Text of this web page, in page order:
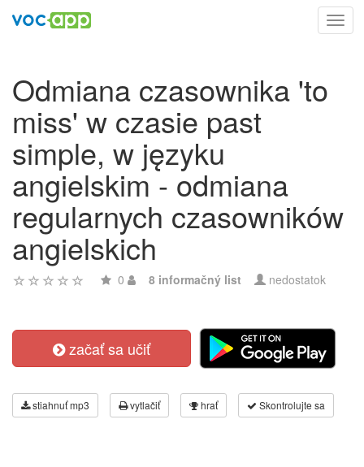
Odmiana czasownika 'to
miss' w czasie past
simple, w języku
angielskim - odmiana
regularnych czasowników
angielskich
0 8 informačný list nedostatok
začať sa učiť
stiahnuť mp3 vytlačiť hrať Skontrolujte sa